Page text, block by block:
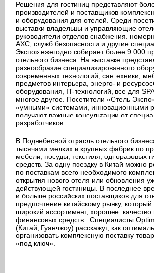
Решения для гостиниц представляют
производителей и поставщиков
и оборудования для отелей. Среди
выставки владельцы и управляющие
руководители отделов снабжения,
АХС, служб безопасности и другие
Экспо» ежегодно собирает более 9 000
отельного бизнеса. На выставке
разнообразие специализированного
современных технологий, сантехники,
предметов интерьера, энерго- и
оборудования, IT-технологий, все для
многое другое. Посетители «Отель
«умными» системами, инновационными
получают важные консультации от
разработчиков.
В Поднебесной отрасль отельного
тысячами мелких и крупных фабрик по
мебели, посуды, текстиля, одноразовых
средств. За одну поездку в Китай можно
по поставкам всего необходимого
открытия нового отеля или обновления
действующей гостиницы. В последнее
и больше российских поставщиков для
предпочтение китайскому рынку, который
широкий ассортимент, хорошее
финансовых средств. Специалисты
(Китай, Гуанчжоу) расскажут, как
организовать комплексную поставку
«под ключ».